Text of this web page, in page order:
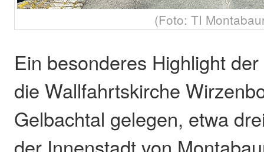
(Foto: TI
Ein besonderes Highlight
die Wallfahrtskirche
Gelbachtal gelegen, etwa
der Innenstadt von